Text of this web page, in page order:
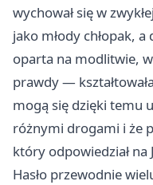
wychował się w
jako młody chłopak,
oparta na modlitwie,
prawdy —
mogą się dzięki temu
różnymi drogami i że
który odpowiedział na
Hasło przewodnie